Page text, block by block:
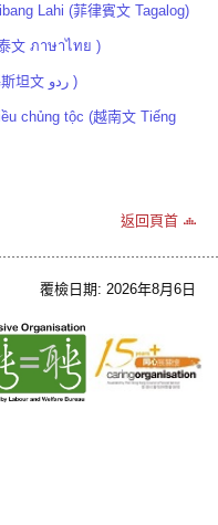
Lahi (菲律賓文 Tagalog)
文 ภาษาไทย )
متنوع نسل کے افراد کے لیے معلومات (巴基斯坦文 ردو )
chủng tộc (越南文 Tiếng
返回頁首
覆檢日期: 2026年8月6日